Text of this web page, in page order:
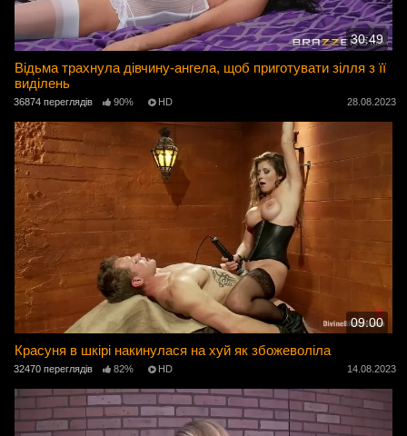
30:49
Відьма трахнула дівчину-ангела, щоб приготувати зілля з її
виділень
36874 переглядів 90% HD 28.08.2023
09:00
Красуня в шкірі накинулася на хуй як збожеволіла
32470 переглядів 82% HD 14.08.2023